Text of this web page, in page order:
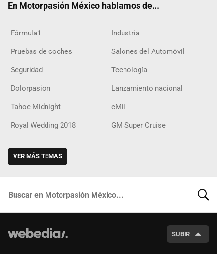
En Motorpasión México hablamos de...
Fórmula1 Industria
Pruebas de coches Salones del Automóvil
Seguridad Tecnología
Dolorpasion Lanzamiento nacional
Tahoe Midnight eMii
Royal Wedding 2018 GM Super Cruise
VER MÁS TEMAS
SUBIR